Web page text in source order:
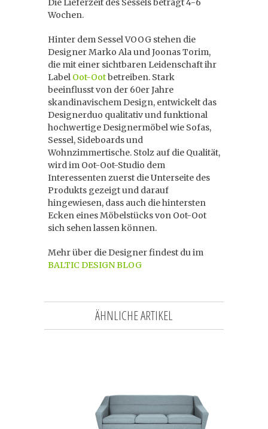
Die Lieferzeit des Sessels beträgt 4-6
Wochen.
Hinter dem Sessel VOOG stehen die
Designer Marko Ala und Joonas Torim,
die mit einer sichtbaren Leidenschaft ihr
Label Oot-Ootbetreiben. Stark
beeinflusst von der 60er Jahre
skandinavischem Design, entwickelt das
Designerduo qualitativ und funktional
hochwertige Designermöbel wie Sofas,
Sessel, Sideboards und
Wohnzimmertische. Stolz auf die Qualität,
wird im Oot-Oot-Studio dem
Interessenten zuerst die Unterseite des
Produkts gezeigt und darauf
hingewiesen, dass auch die hintersten
Ecken eines Möbelstücks von Oot-Oot
sich sehen lassen können.
Mehr über die Designer findest du im
BALTIC DESIGN BLOG
ÄHNLICHE ARTIKEL